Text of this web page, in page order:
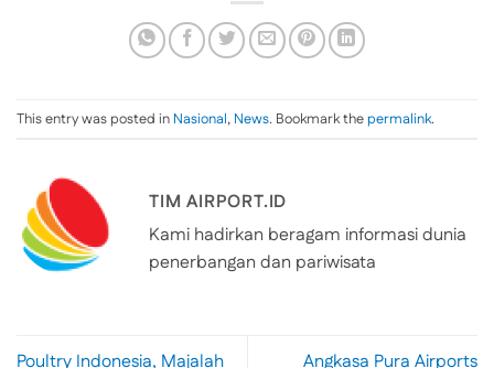
This entry was posted in Nasional, News. Bookmark thepermalink.
TIM AIRPORT.ID
Kami hadirkan beragam informasi dunia
penerbangan dan pariwisata
Poultry Indonesia, Majalah
Angkasa Pura Airports